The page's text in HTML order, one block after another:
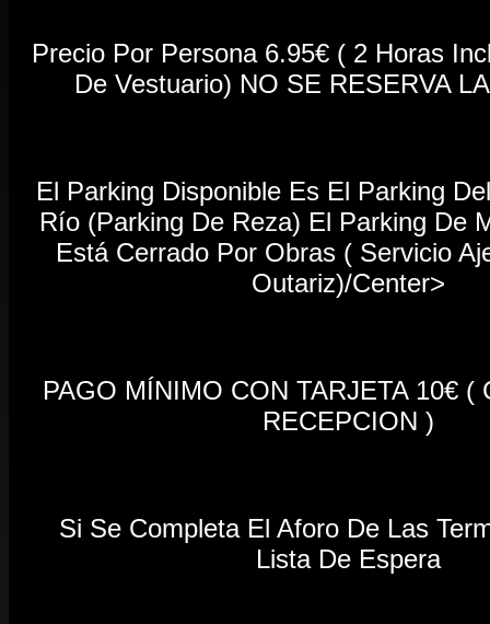
Precio Por Persona 6.95€ ( 2 Horas
De Vestuario) NO SE RESERVA
El Parking Disponible Es El Parking
Río (parking De Reza) El Parking De
Está Cerrado Por Obras ( Servicio
Outariz)/center>
PAGO MÍNIMO CON TARJETA 10€ (
RECEPCION )
Si Se Completa El Aforo De Las
Lista De Espera